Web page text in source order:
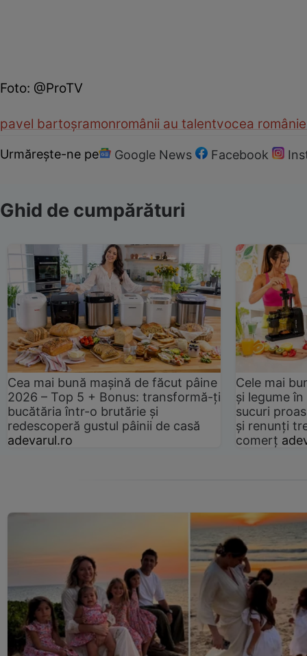
Foto: @ProTV
pavel bartoșramonromânii au talentvocea
Urmărește-ne pe Google News Facebook
Ghid de cumpărături
Cea mai bună mașină de făcut pâine
2026 – Top 5 + Bonus: transformă-ți
bucătăria într-o brutărie și
redescoperă gustul pâinii de casă
adevarul.ro
Cele mai
și legume
sucuri
și renunți
comerț